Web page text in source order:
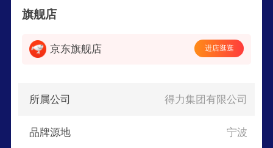
旗舰店
京东旗舰店 进店逛逛
所属公司 得力集团有限公司
品牌源地 宁波